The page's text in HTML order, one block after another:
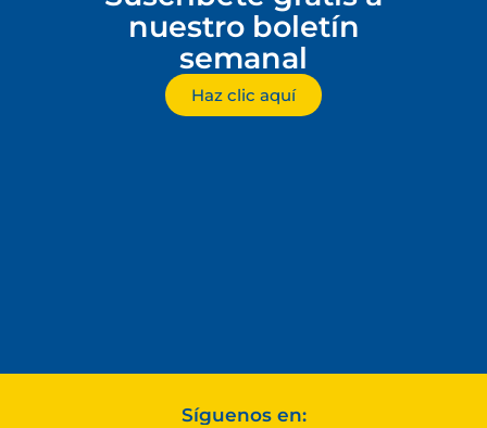
nuestro boletín
semanal
Haz clic aquí
Síguenos en: